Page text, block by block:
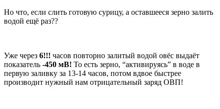
Но что, если слить готовую сурицу, а оставшееся зерно залить
водой ещё раз??
Уже через 6!!! часов повторно залитый водой овёс выдаёт
показатель -450 мВ! То есть зерно, “активируясь” в воде в
первую заливку за 13-14 часов, потом вдвое быстрее
производит нужный нам отрицательный заряд ОВП!